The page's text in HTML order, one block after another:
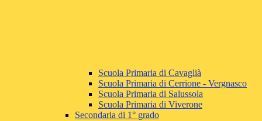
Scuola Primaria di Cavaglià
Scuola Primaria di Cerrione - Vergnasco
Scuola Primaria di Salussola
Scuola Primaria di Viverone
Secondaria di 1° grado